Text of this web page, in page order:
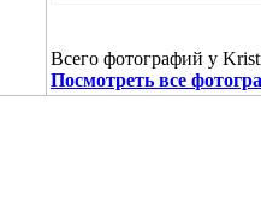
Всего фотографий у
Посмотреть все